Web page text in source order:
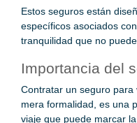
Estos seguros están
específicos asociados
tranquilidad que no
Importancia del
Contratar un seguro
mera formalidad, es una
viaje que puede marcar